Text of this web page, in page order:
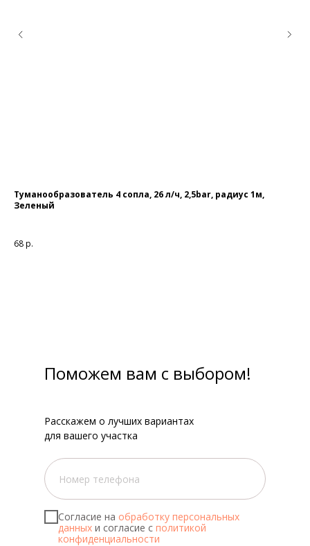
Туманообразователь 4 сопла, 26 л/ч, 2,5bar, радиус 1м,
Зеленый
68р.
Согласие на обработку персональных
данных и согласие с политикой
конфиденциальности
Поможем вам с выбором!
Расскажем о лучших вариантах
для вашего участка